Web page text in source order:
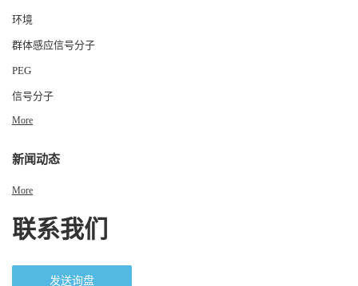
环境
群体感应信号分子
PEG
信号分子
More
新闻动态
More
联系我们
发送询盘